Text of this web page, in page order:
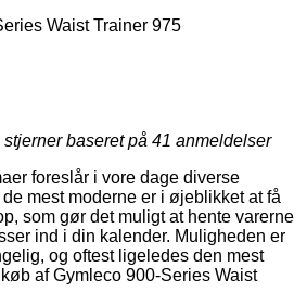
Waist Trainer 975
baseret på 41 anmeldelser
foreslår i vore dage diverse
mest moderne er i øjeblikket at få
som gør det muligt at hente varerne
ind i din kalender. Muligheden er
og oftest ligeledes den mest
af Gymleco 900-Series Waist